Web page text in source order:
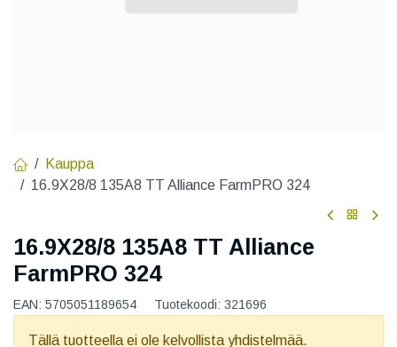
Kauppa
16.9X28/8 135A8 TT Alliance FarmPRO 324
16.9X28/8 135A8 TT Alliance
FarmPRO 324
EAN: 5705051189654 Tuotekoodi: 321696
Tällä tuotteella ei ole kelvollista yhdistelmää.